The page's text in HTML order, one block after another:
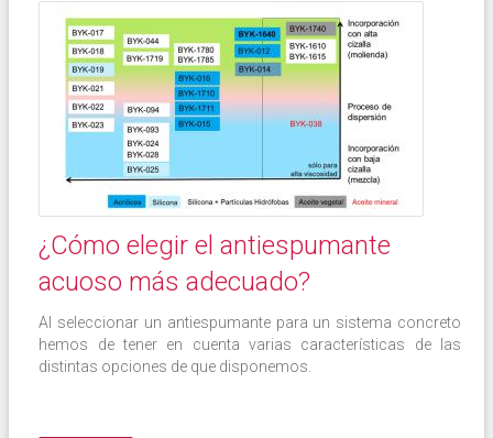
¿Cómo elegir el antiespumante
acuoso más adecuado?
Al seleccionar un antiespumante para un sistema concreto
hemos de tener en cuenta varias características de las
distintas opciones de que disponemos.